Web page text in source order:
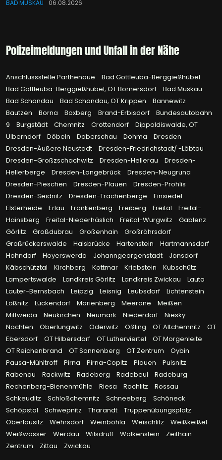
BAD MUSKAU 06.08.2026
Polizeimeldungen und Unfall in der Nähe
Anschlussstelle Parthenaue
Bad Gottleuba-Berggießhübel
Bad Gottleuba-Berggießhübel, OT Börnersdorf
Bad Muskau
Bad Schandau
Bad Schandau, OT Krippen
Bannewitz
Bautzen
Borna Boxberg Brand-Erbisdorf
Bundesautobahn
9
Burgstädt Chemnitz Crottendorf
Dippoldiswalde, OT
Ulberndorf
Döbeln Doberschau Dohma
Dresden
Dresden-Äußere Neustadt
Dresden-Friedrichstadt/ -Löbtau
Dresden-Großzschachwitz
Dresden-Hellerau
Dresden-
Hellerberge
Dresden-Langebrück
Dresden-Neugruna
Dresden-Pieschen
Dresden-Plauen
Dresden-Prohlis
Dresden-Seidnitz
Dresden-Trachenberge
Einsiedel
Elsterheide
Erlau Frankenberg Freiberg Freital
Freital-
Hainsberg
Freital-Niederhäslich Freital-Wurgwitz
Gablenz
Görlitz
Großdubrau Großenhain
Großröhrsdorf
Großrückerswalde
Halsbrücke Hartenstein
Hartmannsdorf
Hohndorf
Hoyerswerda Johanngeorgenstadt
Jonsdorf
Käbschütztal
Kirchberg Kottmar Kriebstein
Kubschütz
Lampertswalde
Landkreis Görlitz Landkreis Zwickau
Lauta
Lauter-Bernsbach
Leipzig Leisnig Leubsdorf
Lichtenstein
Lößnitz
Lückendorf Marienberg Meerane
Meißen
Mittweida
Neukirchen Neumark Niederdorf
Niesky
Nochten
Oberlungwitz Oderwitz Oßling OT Altchemnitz
OT
Ebersdorf
OT Hilbersdorf OT Lutherviertel
OT Morgenleite
OT Reichenbrand
OT Sonnenberg OT Zentrum
Oybin
Pausa-Mühltroff
Pirna Pirna-Copitz Plauen
Pulsnitz
Rabenau
Rackwitz Radeberg Radebeul
Radeburg
Rechenberg-Bienenmühle
Riesa Rochlitz
Rossau
Schkeuditz
Schloßchemnitz Schneeberg
Schöneck
Schöpstal
Schwepnitz Tharandt
Truppenübungsplatz
Oberlausitz
Wehrsdorf Weinböhla Weischlitz
Weißkeißel
Weißwasser
Werdau Wilsdruff Wolkenstein
Zeithain
Zentrum
Zittau Zwickau